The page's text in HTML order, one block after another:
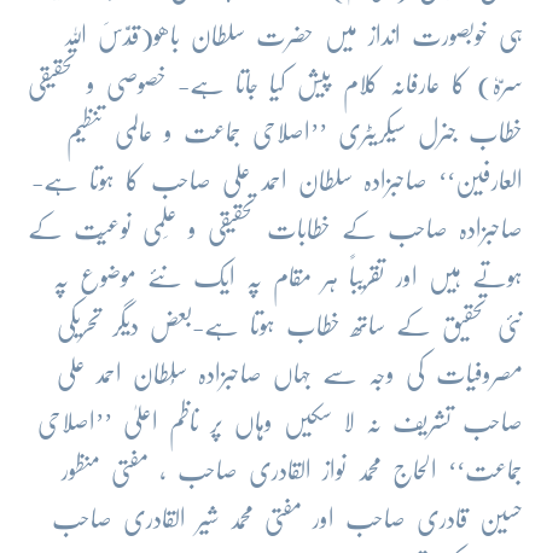
ہی خوبصورت انداز میں حضرت سلطان باھو(قَدَّسَ اللہ
سرّہٗ) کا عارفانہ کلام پیش کیا جاتا ہے- خصوصی و تحقیقی
خطاب جنرل سیکریٹری ’’اصلاحی جماعت و عالمی تنظیم
العارفین‘‘ صاحبزادہ سلطان احمد علی صاحب کا ہوتا ہے-
صاحبزادہ صاحب کے خطابات تحقیقی و عِلمی نوعیّت کے
ہوتے ہیں اور تقریباً ہر مقام پہ ایک نئے موضوع پہ
نئی تحقیق کے ساتھ خطاب ہوتا ہے-بعض دیگر تحریکی
مصروفیات کی وجہ سے جہاں صاحبزادہ سُلطان احمد علی
صاحب تشریف نہ لا سکیں وہاں پر ناظم اعلیٰ ’’اصلاحی
جماعت‘‘ الحاج محمد نواز القادری صاحب ، مفتی منظور
حسین قادری صاحب اور مفتی محمد شیر القادری صاحب